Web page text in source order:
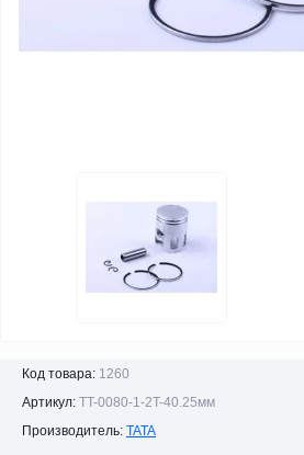
Код товара: 1260
Артикул: TT-0080-1-2T-40.25мм
Производитель: TATA